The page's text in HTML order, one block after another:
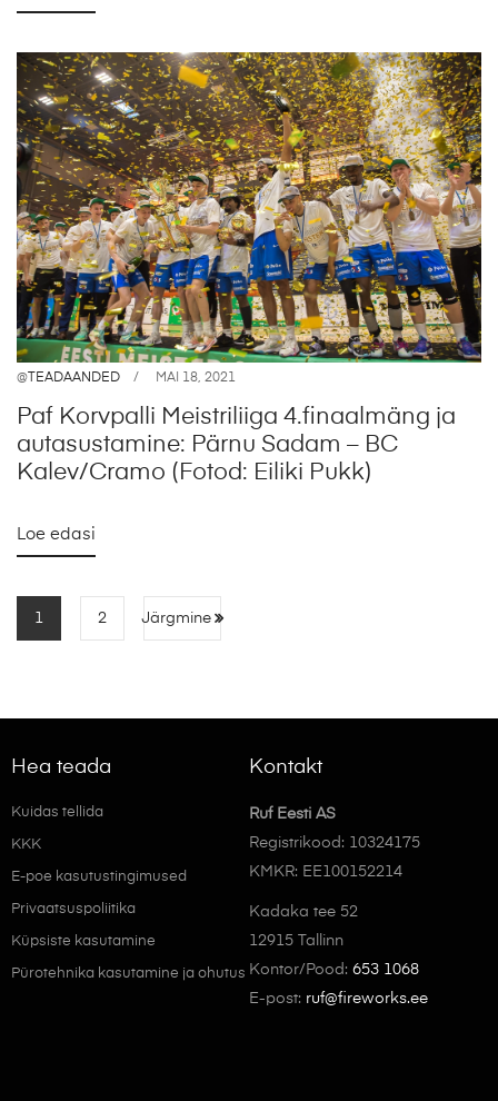
@ TEADAANDED MAI 18, 2021
Paf Korvpalli Meistriliiga 4.finaalmäng ja
autasustamine: Pärnu Sadam – BC
Kalev/Cramo (Fotod: Eiliki Pukk)
Loe edasi
1 2 Järgmine
Hea teada
Kuidas tellida
KKK
E-poe kasutustingimused
Privaatsuspoliitika
Küpsiste kasutamine
Pürotehnika kasutamine ja ohutus
Kontakt
Ruf Eesti AS
Registrikood: 10324175
KMKR: EE100152214
Kadaka tee 52
12915 Tallinn
Kontor/Pood: 653 1068
E-post: ruf@fireworks.ee